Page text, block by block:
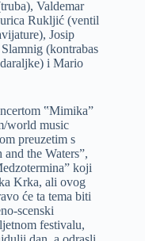
Valdemar
Rukljić (ventil
Josip
(kontrabas
i Mario
‟Mimika”
world music
preuzetim s
the Waters”,
koji
Krka, ali ovog
će ta tema biti
scenski
festivalu,